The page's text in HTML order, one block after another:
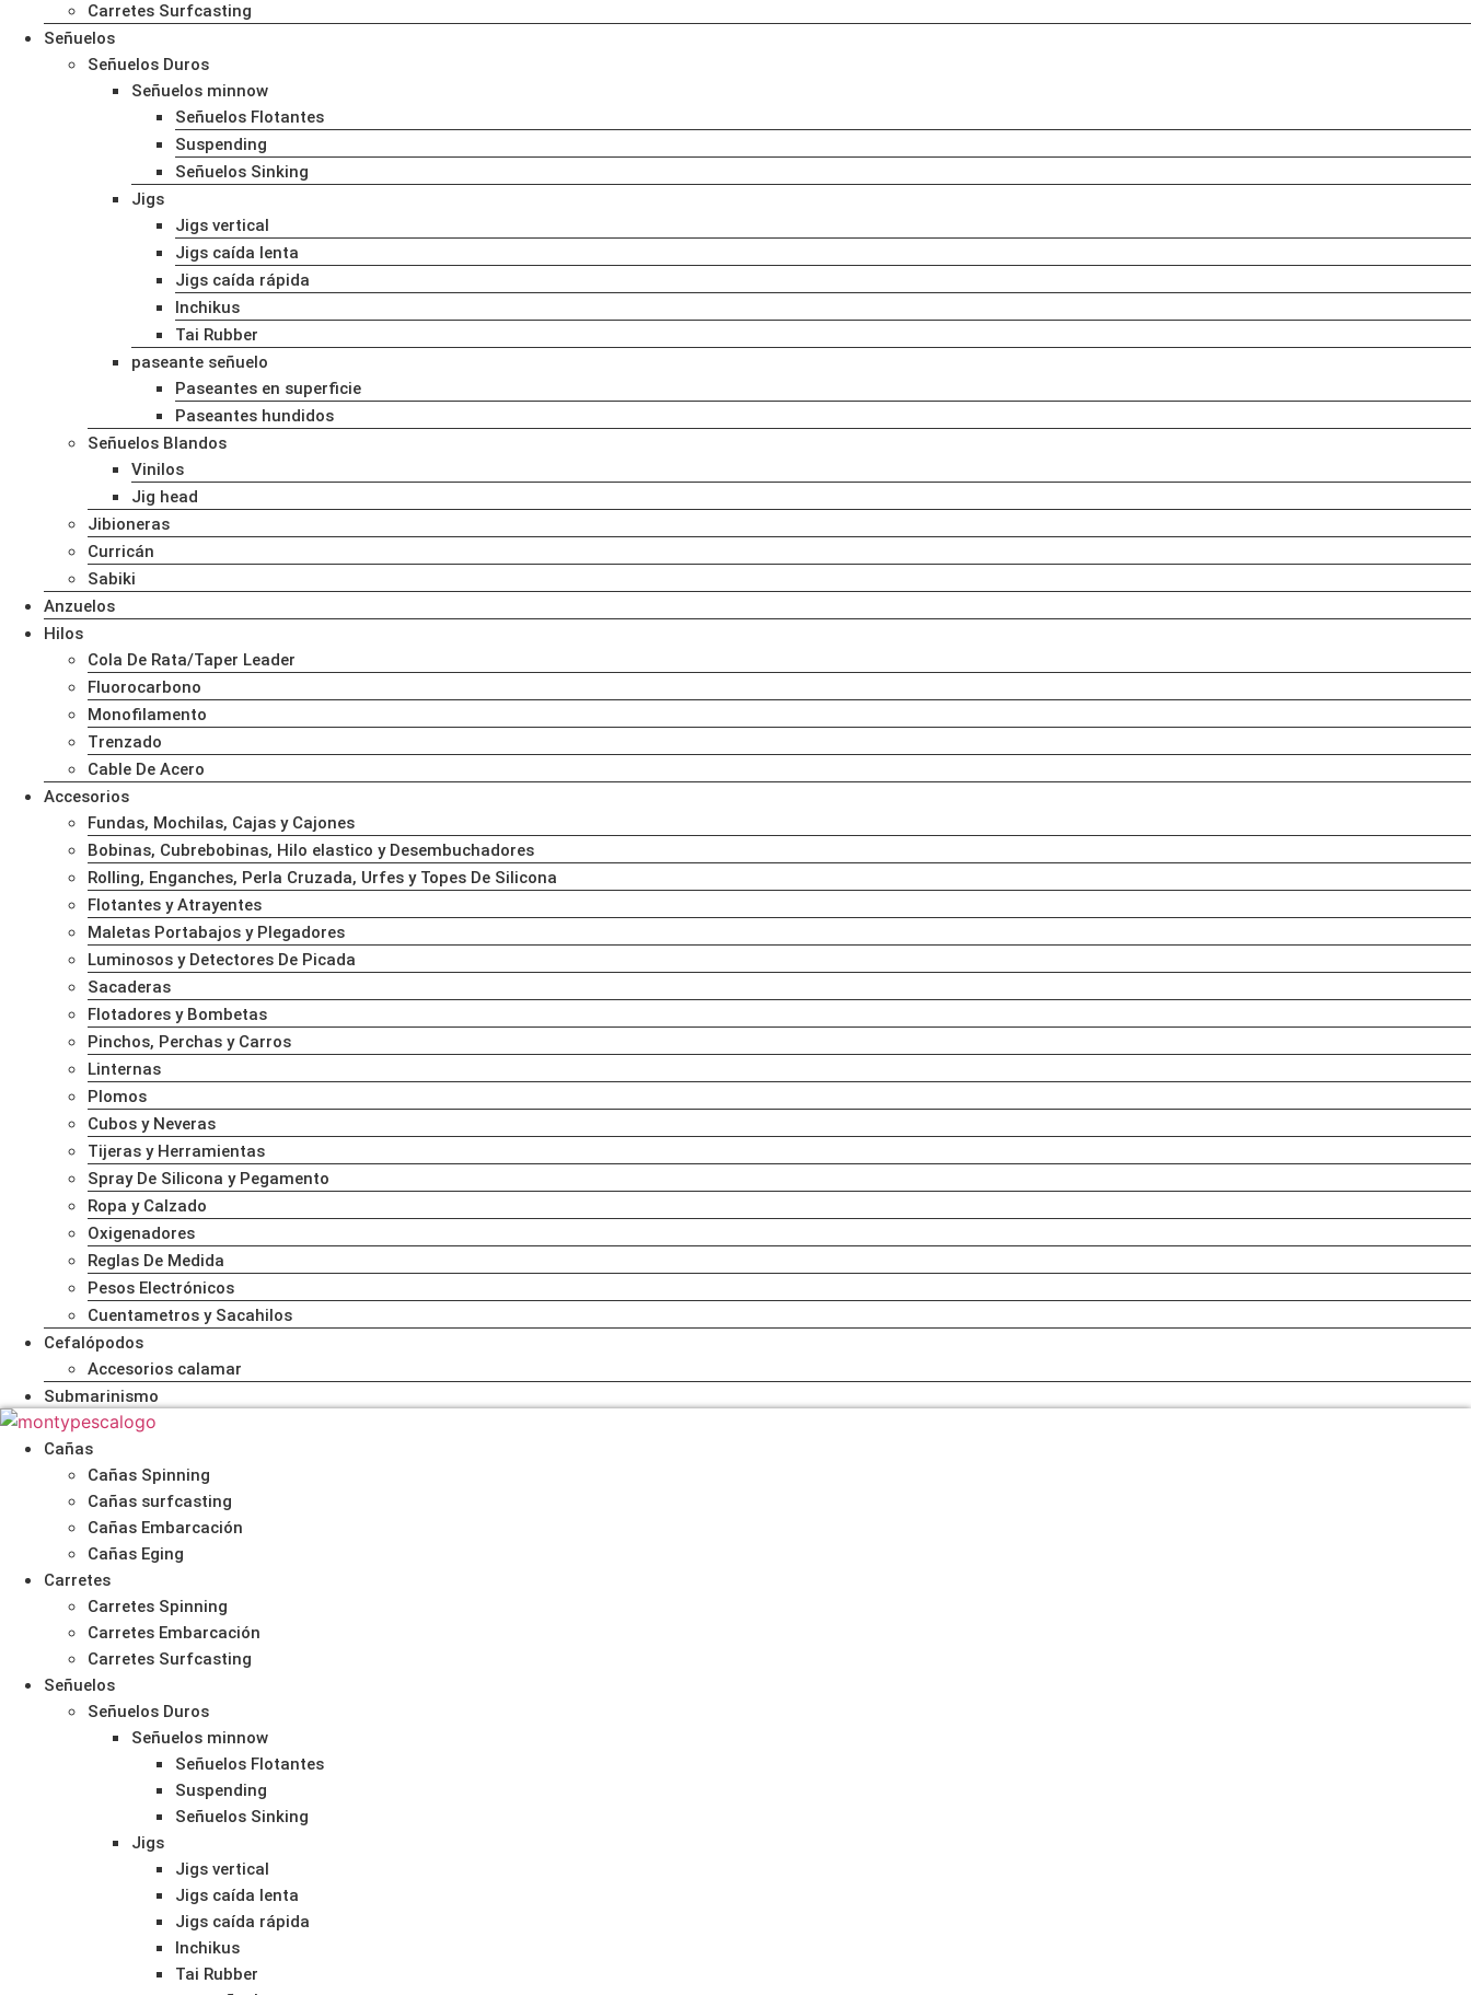
Carretes Surfcasting
Señuelos
Señuelos Duros
Señuelos minnow
Señuelos Flotantes
Suspending
Señuelos Sinking
Jigs
Jigs vertical
Jigs caída lenta
Jigs caída rápida
Inchikus
Tai Rubber
paseante señuelo
Paseantes en superficie
Paseantes hundidos
Señuelos Blandos
Vinilos
Jig head
Jibioneras
Curricán
Sabiki
Anzuelos
Hilos
Cola De Rata/Taper Leader
Fluorocarbono
Monofilamento
Trenzado
Cable De Acero
Accesorios
Fundas, Mochilas, Cajas y Cajones
Bobinas, Cubrebobinas, Hilo elastico y Desembuchadores
Rolling, Enganches, Perla Cruzada, Urfes y Topes De Silicona
Flotantes y Atrayentes
Maletas Portabajos y Plegadores
Luminosos y Detectores De Picada
Sacaderas
Flotadores y Bombetas
Pinchos, Perchas y Carros
Linternas
Plomos
Cubos y Neveras
Tijeras y Herramientas
Spray De Silicona y Pegamento
Ropa y Calzado
Oxigenadores
Reglas De Medida
Pesos Electrónicos
Cuentametros y Sacahilos
Cefalópodos
Accesorios calamar
Submarinismo
Cañas
Cañas Spinning
Cañas surfcasting
Cañas Embarcación
Cañas Eging
Carretes
Carretes Spinning
Carretes Embarcación
Carretes Surfcasting
Señuelos
Señuelos Duros
Señuelos minnow
Señuelos Flotantes
Suspending
Señuelos Sinking
Jigs
Jigs vertical
Jigs caída lenta
Jigs caída rápida
Inchikus
Tai Rubber